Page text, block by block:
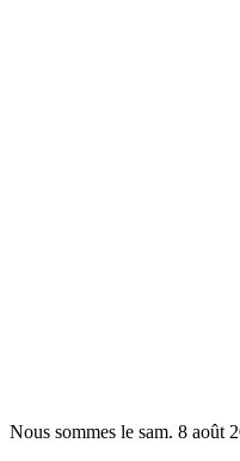
Nous sommes le sam. 8 août